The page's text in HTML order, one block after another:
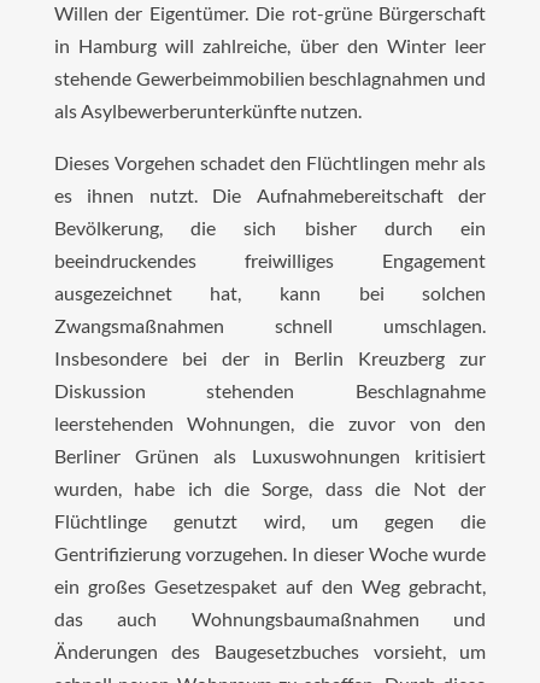
Willen der Eigentümer. Die rot-grüne Bürgerschaft
in Hamburg will zahlreiche, über den Winter leer
stehende Gewerbeimmobilien beschlagnahmen und
als Asylbewerberunterkünfte nutzen.
Dieses Vorgehen schadet den Flüchtlingen mehr als
es ihnen nutzt. Die Aufnahmebereitschaft der
Bevölkerung, die sich bisher durch ein
beeindruckendes freiwilliges Engagement
ausgezeichnet hat, kann bei solchen
Zwangsmaßnahmen schnell umschlagen.
Insbesondere bei der in Berlin Kreuzberg zur
Diskussion stehenden Beschlagnahme
leerstehenden Wohnungen, die zuvor von den
Berliner Grünen als Luxuswohnungen kritisiert
wurden, habe ich die Sorge, dass die Not der
Flüchtlinge genutzt wird, um gegen die
Gentrifizierung vorzugehen. In dieser Woche wurde
ein großes Gesetzespaket auf den Weg gebracht,
das auch Wohnungsbaumaßnahmen und
Änderungen des Baugesetzbuches vorsieht, um